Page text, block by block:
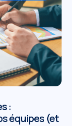
:
équipes (et